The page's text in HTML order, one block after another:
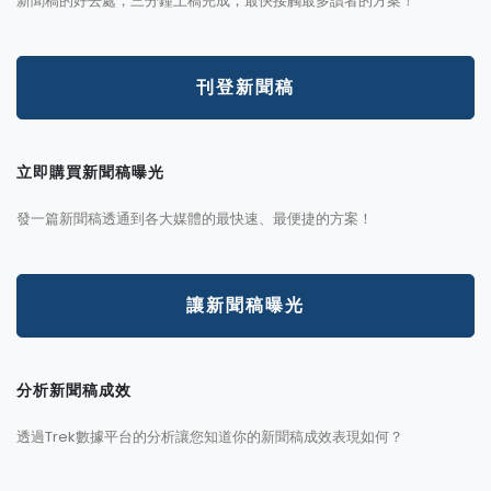
刊登新聞稿
立即購買新聞稿曝光
發一篇新聞稿透通到各大媒體的最快速、最便捷的方案！
讓新聞稿曝光
分析新聞稿成效
透過Trek數據平台的分析讓您知道你的新聞稿成效表現如何？